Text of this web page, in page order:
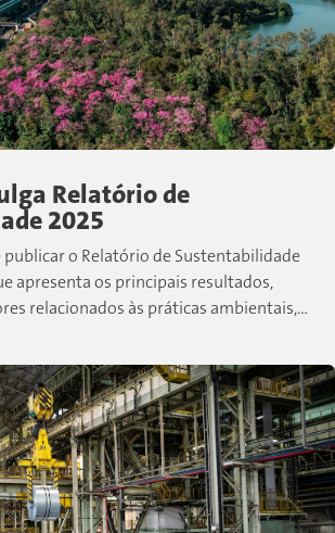
Relatório de
2025
publicar o Relatório de Sustentabilidade
apresenta os principais resultados,
relacionados às práticas ambientais,